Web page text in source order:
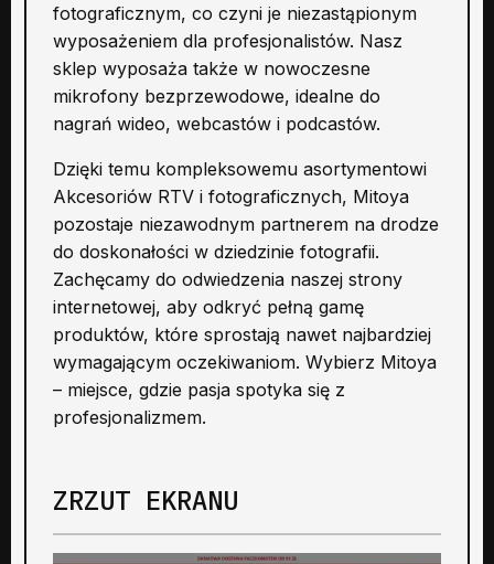
fotograficznym, co czyni je niezastąpionym
wyposażeniem dla profesjonalistów. Nasz
sklep wyposaża także w nowoczesne
mikrofony bezprzewodowe, idealne do
nagrań wideo, webcastów i podcastów.
Dzięki temu kompleksowemu asortymentowi
Akcesoriów RTV i fotograficznych, Mitoya
pozostaje niezawodnym partnerem na drodze
do doskonałości w dziedzinie fotografii.
Zachęcamy do odwiedzenia naszej strony
internetowej, aby odkryć pełną gamę
produktów, które sprostają nawet najbardziej
wymagającym oczekiwaniom. Wybierz Mitoya
– miejsce, gdzie pasja spotyka się z
profesjonalizmem.
ZRZUT EKRANU